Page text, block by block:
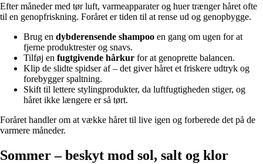
Efter måneder med tør luft, varmeapparater og huer trænger håret ofte
til en genopfriskning. Foråret er tiden til at rense ud og genopbygge.
Brug en dybderensende shampoo en gang om ugen for at
fjerne produktrester og snavs.
Tilføj en fugtgivende hårkur for at genoprette balancen.
Klip de slidte spidser af – det giver håret et friskere udtryk og
forebygger spaltning.
Skift til lettere stylingprodukter, da luftfugtigheden stiger, og
håret ikke længere er så tørt.
Foråret handler om at vække håret til live igen og forberede det på de
varmere måneder.
Sommer – beskyt mod sol, salt og klor